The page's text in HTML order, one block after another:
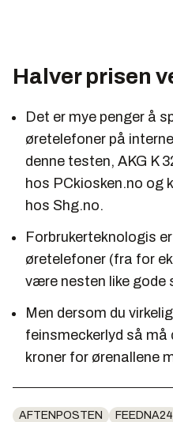
Halver prisen
Det er mye penger å
øretelefoner på
denne testen, AKG K
hos PCkiosken.no og
hos Shg.no.
Forbrukerteknologis
øretelefoner (fra for
være nesten like gode
Men dersom du
feinsmeckerlyd så må
kroner for ørenallene
AFTENPOSTEN FEEDNA24